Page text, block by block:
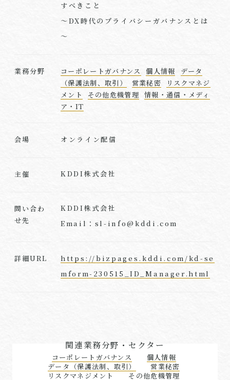
すべきこと
～DX時代のプライバシーガバナンスとは
～
業務分野 コーポレートガバナンス 個人情報
データ
（保護法制、取引）
営業秘密
リスクマネジ
メント
その他危機管理 情報・通信・メディ
ア・IT
会場 オンライン配信
主催 KDDI株式会社
問い合わ
せ先
KDDI株式会社
Email：sl-info@kddi.com
詳細URL
https://bizpages.kddi.com/kd-se
mform-230515_ID_Manager.html
関連業務分野・セクター
コーポレートガバナンス
個人情報
データ（保護法制、取引）
営業秘密
リスクマネジメント
その他危機管理